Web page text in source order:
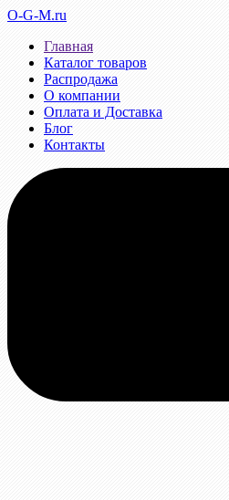
O-G-M.ru
Главная
Каталог товаров
Распродажа
О компании
Оплата и Доставка
Блог
Контакты